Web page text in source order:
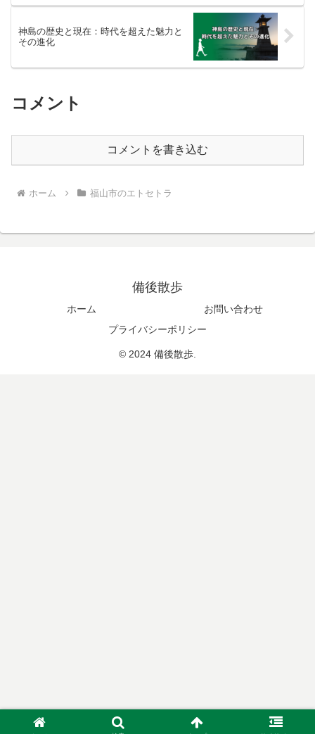
神島の歴史と現在：時代を超えた魅力と
その進化
コメント
コメントを書き込む
ホーム 福山市のエトセトラ
備後散歩
ホーム
お問い合わせ
プライバシーポリシー
© 2024 備後散歩.